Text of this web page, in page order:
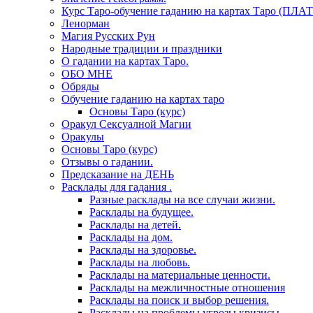
Курс Таро-обучение гаданию на картах Таро
Ленорман
Магия Русских Рун
Народные традиции и праздники
О гадании на картах Таро.
ОБО МНЕ
Обряды
Обучение гаданию на картах таро
Основы Таро (курс)
Оракул Сексуалной Магии
Оракулы
Основы Таро (курс)
Отзывы о гадании.
Предсказание на ДЕНЬ
Расклады для гадания .
Разные расклады на все случаи жизни.
Расклады на будущее.
Расклады на детей.
Расклады на дом.
Расклады на здоровье.
Расклады на любовь.
Расклады на материальные ценности.
Расклады на межличностные отношения
Расклады на поиск и выбор решения.